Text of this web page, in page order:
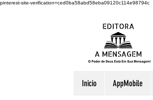
pinterest-site-verification=ced0ba58abd58eba09120c114e98794c
Inicio AppMobile